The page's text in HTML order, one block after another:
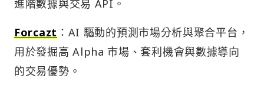
進階數據與交易 API。
Forcazt：AI 驅動的預測市場分析與聚合平台，
用於發掘高 Alpha 市場、套利機會與數據導向
的交易優勢。